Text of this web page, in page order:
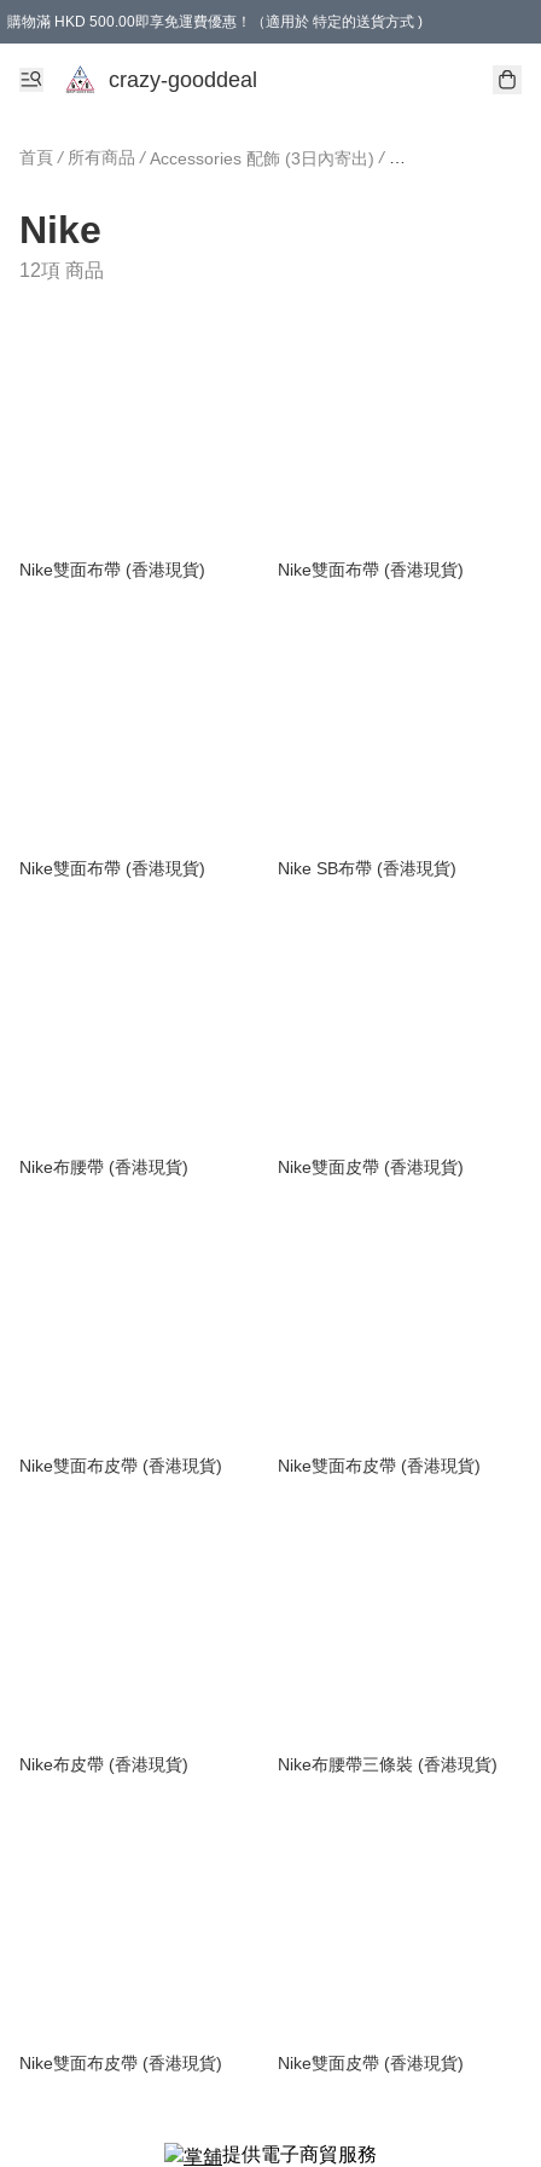
購物滿 HKD 500.00即享免運費優惠！（適用於 特定的送貨方式 )
成為會員可享免費禮品
crazy-gooddeal
首頁 / 所有商品 / Accessories 配飾 (3日內寄出) /
Nike
12項 商品
Nike雙面布帶 (香港現貨) Nike雙面布帶 (香港現貨)
Nike雙面布帶 (香港現貨) Nike SB布帶 (香港現貨)
Nike布腰帶 (香港現貨) Nike雙面皮帶 (香港現貨)
Nike雙面布皮帶 (香港現貨) Nike雙面布皮帶 (香港現貨)
Nike布皮帶 (香港現貨) Nike布腰帶三條裝 (香港現貨)
Nike雙面布皮帶 (香港現貨) Nike雙面皮帶 (香港現貨)
提供電子商貿服務